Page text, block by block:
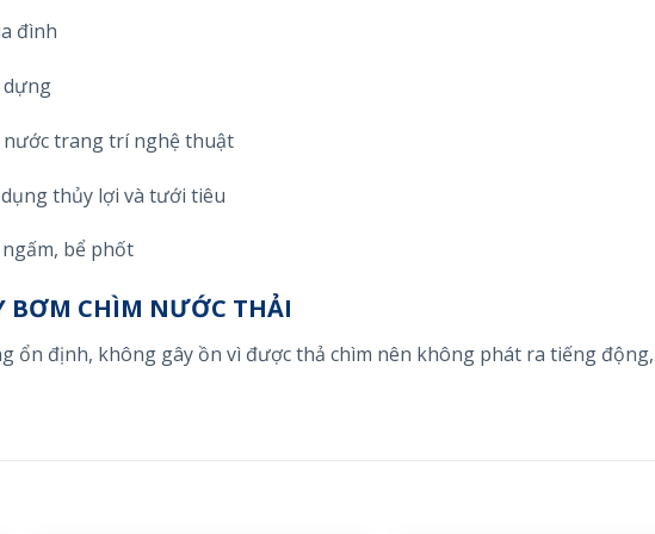
đình
dựng
nước trang trí nghệ thuật
thủy lợi và tưới tiêu
bể phốt
BƠM CHÌM NƯỚC THẢI
ổn định, không gây ồn vì được thả chìm nên không phát ra tiếng